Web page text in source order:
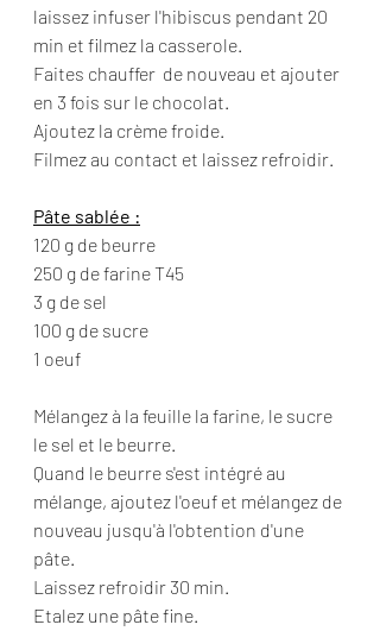
laissez infuser l'hibiscus pendant 20
min et filmez la casserole.
Faites chauffer  de nouveau et ajouter
en 3 fois sur le chocolat.
Ajoutez la crème froide.
Filmez au contact et laissez refroidir.
Pâte sablée :
120 g de beurre
250 g de farine T45
3 g de sel
100 g de sucre
1 oeuf
Mélangez à la feuille la farine, le sucre
le sel et le beurre.
Quand le beurre s'est intégré au
mélange, ajoutez l'oeuf et mélangez de
nouveau jusqu'à l'obtention d'une
pâte.
Laissez refroidir 30 min.
Etalez une pâte fine.